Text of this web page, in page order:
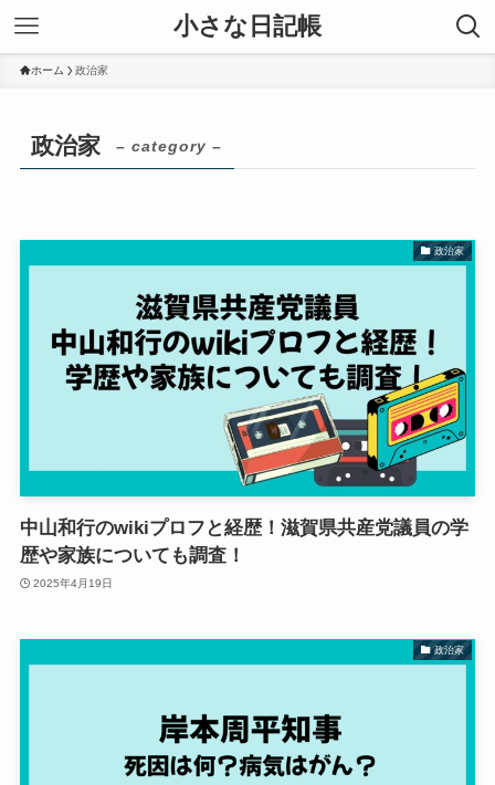
小さな日記帳
ホーム 政治家
政治家 – category –
政治家
中山和行のwikiプロフと経歴！滋賀県共産党議員の学
歴や家族についても調査！
2025年4月19日
政治家